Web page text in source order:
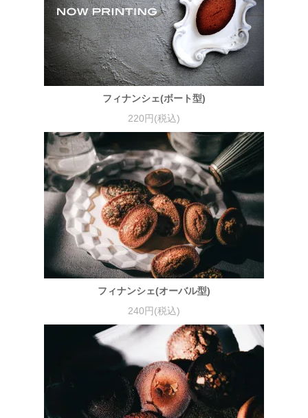
フィナンシェ(ボート型)
220円(税込)
フィナンシェ(オーバル型)
240円(税込)